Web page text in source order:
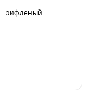
рифленый